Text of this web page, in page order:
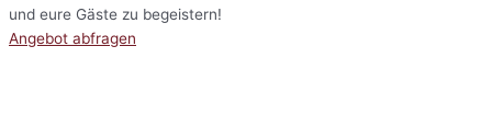
und eure Gäste zu begeistern!
Angebot abfragen